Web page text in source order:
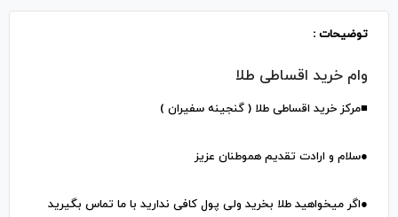
توضیحات :
وام خرید اقساطی طلا
■مرکز خرید اقساطی طلا ( گنجینه سفیران )
●سلام و ارادت تقدیم هموطنان عزیز
●اگر میخواهید طلا بخرید ولی پول کافی ندارید با ما تماس بگیرید